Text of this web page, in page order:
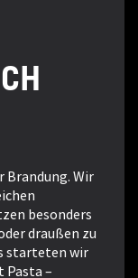
Brandung. Wir
besonders
draußen zu
starteten wir
Pasta –